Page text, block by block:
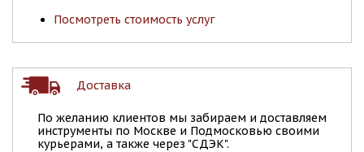
Посмотреть стоимость услуг
Доставка
По желанию клиентов мы забираем и доставляем
инструменты по Москве и Подмосковью своими
курьерами, а также через "СДЭК".